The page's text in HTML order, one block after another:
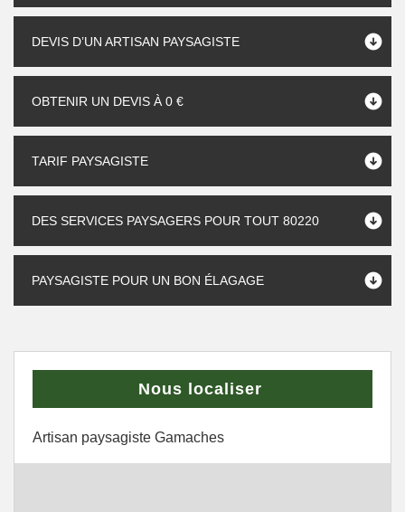
DEVIS D’UN ARTISAN PAYSAGISTE
OBTENIR UN DEVIS À 0 €
TARIF PAYSAGISTE
DES SERVICES PAYSAGERS POUR TOUT 80220
PAYSAGISTE POUR UN BON ÉLAGAGE
Nous localiser
Artisan paysagiste Gamaches